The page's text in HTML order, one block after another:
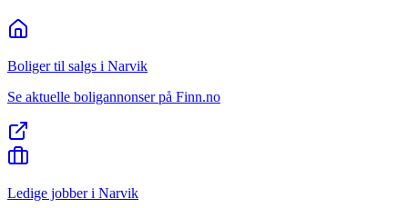
Boliger til salgs i Narvik
Se aktuelle boligannonser på Finn.no
Ledige jobber i Narvik